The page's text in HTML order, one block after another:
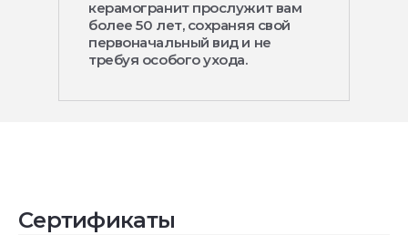
керамогранит прослужит вам
более 50 лет, сохраняя свой
первоначальный вид и не
требуя особого ухода.
Сертификаты